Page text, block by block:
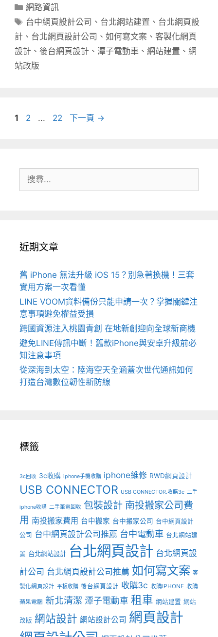
分
類
網路資訊
標
籤
台中網頁設計公司 、 台北網站建置 、 台北網頁設
計 、 台北網頁設計公司 、 如何寫文案 、 客製化網頁
設計 、 後台網頁設計 、 潭子電動車 、 網站建置 、 網
站改版
頁
1
頁
2 ...
頁
22 下一頁 →
尋:
近期文章
舊 iPhone 無法升級 iOS 15？別急著換機！三套
實用方案一次看懂
LINE VOOM資料備份只能申請一次？掌握關鍵注
意事項避免權益受損
跨國資源注入桃園青創 在地新創迎向全球新商機
避免LINE傳訊中斷！舊款iPhone與安卓升級前必
知注意事項
從深海到太空：陸海空天全涵蓋次世代通訊如何
打造台灣數位韌性新防線
標籤
3c回收 3c收購 iphone手機收購 iphone維修 RWD網頁設計
USB CONNECTOR USB CONNECTOR.收購3c 二手
iphone收購 二手筆電回收 包裝設計 南投搬家公司費
用 南投搬家費用 台中搬家 台中搬家公司 台中網頁設計
公司 台中網頁設計公司推薦 台中電動車 台北網站建
置 台北網站設計 台北網頁設計 台北網頁設
計公司 台北網頁設計公司推薦 如何寫文案 客
製化網頁設計 平板收購 後台網頁設計 收購3c 收購IPHONE 收購
蘋果電腦 新北清潔 潭子電動車 租車 網站建置 網站
改版 網站設計 網站設計公司 網頁設計